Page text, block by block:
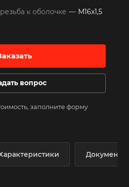
к оболочке — М16х1,5
вопрос
заполните форму
Документы